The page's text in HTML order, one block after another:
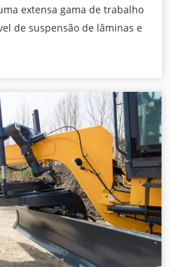
extensa gama de trabalho
de suspensão de lâminas e